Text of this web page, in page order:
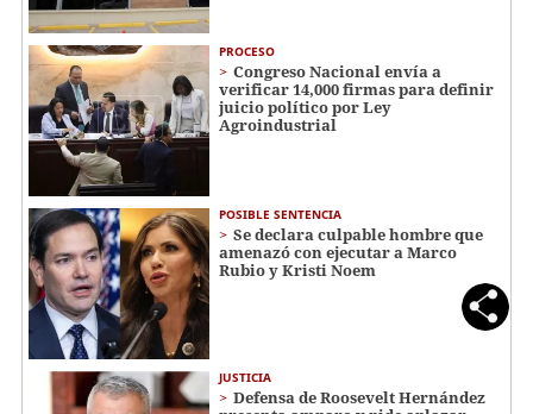
PROCESO
Congreso Nacional envía a
verificar 14,000 firmas para definir
juicio político por Ley
Agroindustrial
POSIBLE SENTENCIA
Se declara culpable hombre que
amenazó con ejecutar a Marco
Rubio y Kristi Noem
JUSTICIA
Defensa de Roosevelt Hernández